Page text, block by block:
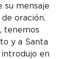
su mensaje
oración.
tenemos
y a Santa
introdujo en